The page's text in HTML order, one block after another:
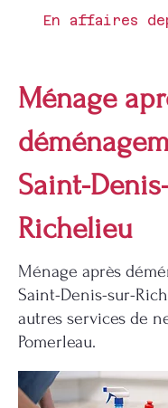
En affaires
Ménage
Saint-
Richelieu
Ménage après
Saint-Denis-sur-
autres services de
Pomerleau.